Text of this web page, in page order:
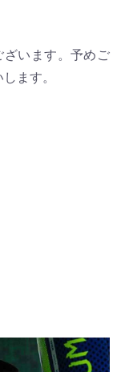
います。予めご
ます。